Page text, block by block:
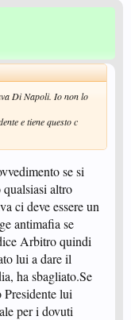
Di Napoli. Io non lo
e tiene questo c
se si
altro
ci deve essere un
antimafia se
Arbitro quindi
lui a dare il
ha sbagliato.Se
lui
per i dovuti